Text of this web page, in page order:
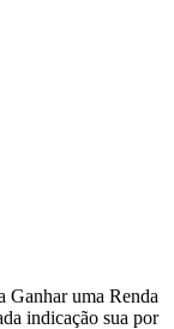
Ganhar uma Renda
indicação sua por